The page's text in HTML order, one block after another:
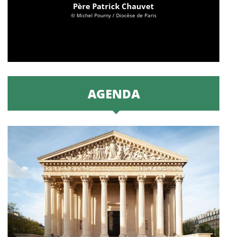
Père Patrick Chauvet
© Michel Pourny / Diocèse de Paris
AGENDA